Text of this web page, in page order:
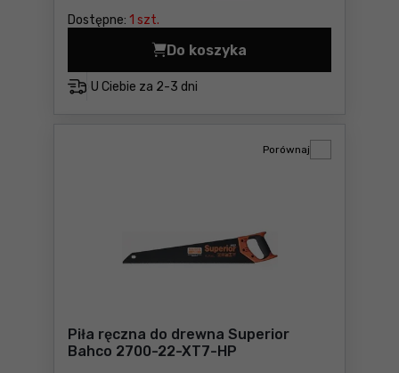
Dostępne: 1 szt.
U Ciebie za 2-3 dni
Do koszyka
Klucz nastawny 33mm
Piła ręczna do drewna Superior
Bahco 2700-22-XT7-HP
Porównaj